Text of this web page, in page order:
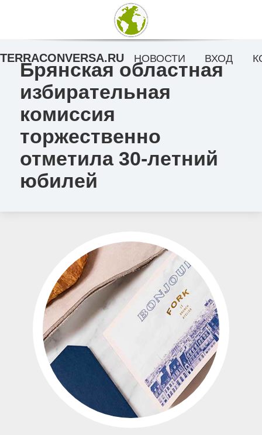
Брянская областная
избирательная
комиссия
торжественно
отметила 30-летний
юбилей
TERRACONVERSA.RU НОВОСТИ ВХОД